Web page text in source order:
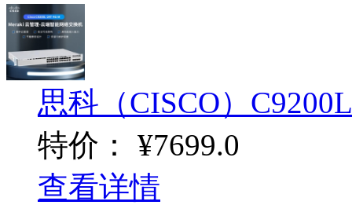
思科（CISCO）
特价：
¥7699.0
查看详情